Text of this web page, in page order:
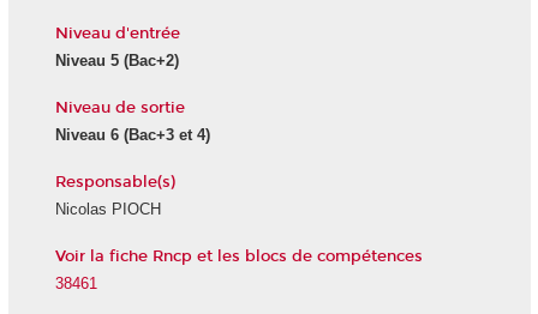
Niveau d'entrée
Niveau 5(Bac+2)
Niveau de sortie
Niveau 6(Bac+3 et 4)
Responsable(s)
Nicolas PIOCH
Voir la fiche Rncp et les blocs de compétences
38461